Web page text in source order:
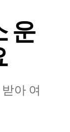
운
아 여